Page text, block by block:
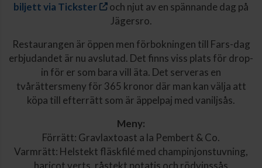
biljett via Tickster
och njut av en spännande dag på
Jägersro.
Restaurangen är öppen men förbokningen till Fars-dag
erbjudandet är nu avslutad. Det finns viss plats för drop-
in för er som bara vill äta. Det serveras en
tvårättersmeny för 365 kronor där man kan välja att
köpa till efterrätt som är äppelpaj med vaniljsås.
Meny:
Förrätt: Gravlaxtoast a la Pembert & Co.
Varmrätt: Helstekt fläskfilé med champinjonstuvning,
haricot verts, råstekt potatis och rödvinssås